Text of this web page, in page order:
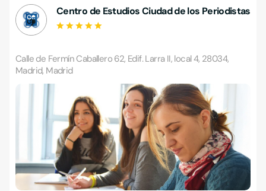
Centro de Estudios Ciudad de los Periodistas
Calle de Fermín Caballero 62, Edif. Larra II, local 4, 28034,
Madrid, Madrid